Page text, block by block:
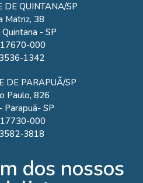
DE QUINTANA/SP
Matriz, 38
- SP
000
1342
DE PARAPUÃ/SP
Paulo, 826
Parapuã- SP
000
3818
dos nossos